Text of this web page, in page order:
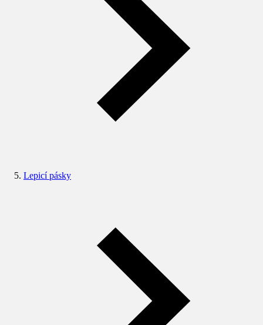
Lepicí pásky